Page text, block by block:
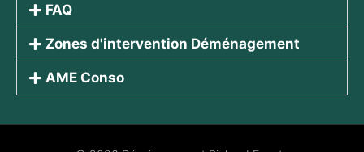
FAQ
Zones d'intervention Déménagement
AME Conso